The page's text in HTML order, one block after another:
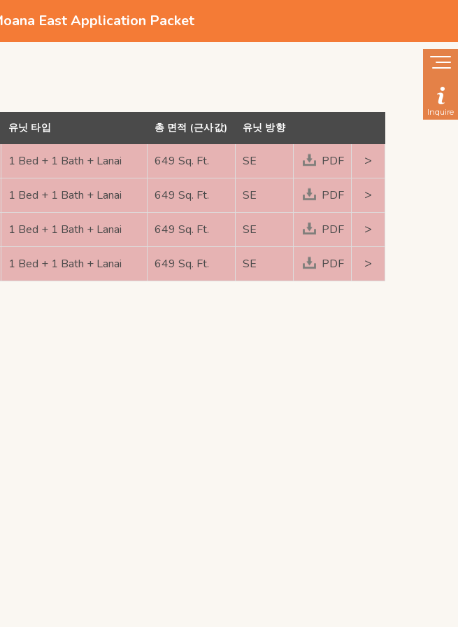
East Application Packet
Inquire
유닛 타입 총 면적 (근사값) 유닛 방향
1 Bed + 1 Bath + Lanai 649 Sq. Ft. SE PDF >
1 Bed + 1 Bath + Lanai 649 Sq. Ft. SE PDF >
1 Bed + 1 Bath + Lanai 649 Sq. Ft. SE PDF >
1 Bed + 1 Bath + Lanai 649 Sq. Ft. SE PDF >